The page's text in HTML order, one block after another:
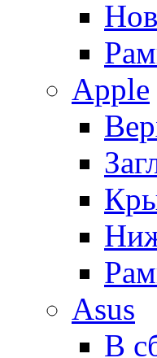
Apple
Asus
В